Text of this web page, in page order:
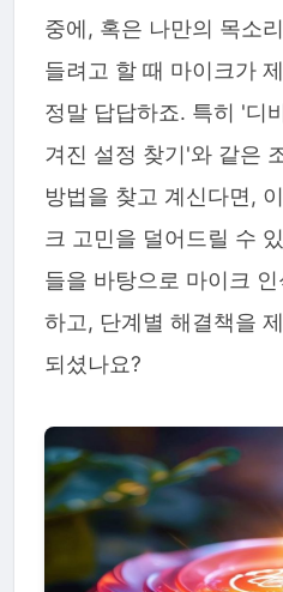
중에, 혹은 나만의 목소
들려고 할 때 마이크가
정말 답답하죠. 특히 '디
겨진 설정 찾기'와 같은
방법을 찾고 계신다면,
크 고민을 덜어드릴 수
들을 바탕으로 마이크
하고, 단계별 해결책을
되셨나요?